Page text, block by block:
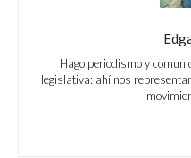
Hago periodismo y
legislativa: ahí nos